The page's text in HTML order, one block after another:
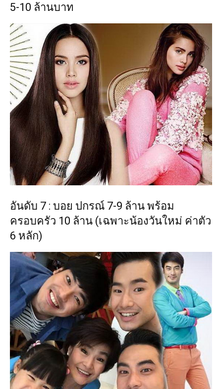
5-10 ล้านบาท
อันดับ 7 : บอย ปกรณ์ 7-9 ล้าน พร้อม
ครอบครัว 10 ล้าน (เฉพาะน้องวันใหม่ ค่าตัว
6 หลัก)